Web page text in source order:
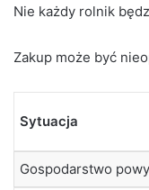
Nie każdy rolnik
Zakup może być
Sytuacja
Gospodarstwo